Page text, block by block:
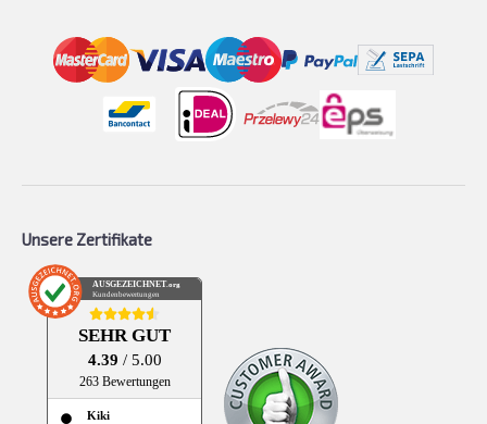
Unsere Zertifikate
AUSGEZEICHNET .org
Kundenbewertungen
SEHR GUT
4.39 / 5.00
263 Bewertungen
Kiki